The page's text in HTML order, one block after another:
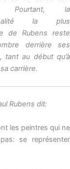
Pourtant, la
la plus
de Rubens reste
derrière ses
tant au début qu’à
carrière.
Rubens dit:
les peintres qui ne
se représenter